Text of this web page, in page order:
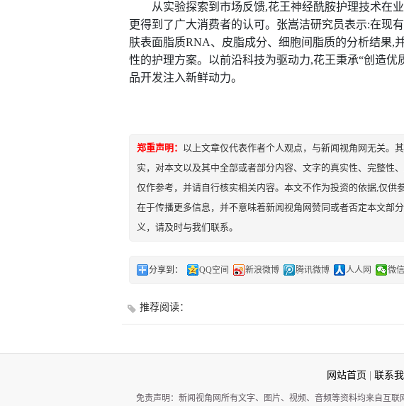
从实验探索到市场反馈,花王神经酰胺护理技术在
更得到了广大消费者的认可。张嵩洁研究员表示:在现
肤表面脂质RNA、皮脂成分、细胞间脂质的分析结果,
性的护理方案。以前沿科技为驱动力,花王秉承“创造优
品开发注入新鲜动力。
郑重声明： 以上文章仅代表作者个人观点，与新闻视角网无关。
实，对本文以及其中全部或者部分内容、文字的真实性、完整性
仅作参考，并请自行核实相关内容。本文不作为投资的依据,仅供
在于传播更多信息，并不意味着新闻视角网赞同或者否定本文部
义，请及时与我们联系。
分享到： QQ空间 新浪微博 腾讯微博 人人网 微信
推荐阅读：
网站首页 联系我
免责声明：新闻视角网所有文字、图片、视频、音频等资料均来自互